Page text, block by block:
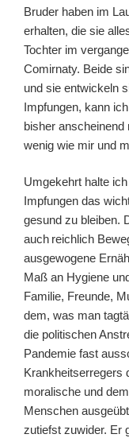
Bruder haben im
erhalten, die sie
Tochter im
Comirnaty. Beide
und sie entwickeln
Impfungen, kann
bisher anscheinend
wenig wie mir und
Umgekehrt halte
Impfungen das
gesund zu bleiben.
auch reichlich
ausgewogene
Maß an Hygiene
Familie, Freunde,
dem, was man
die politischen
Pandemie fast
Krankheitserregers
moralische und
Menschen
zutiefst zuwider. Er